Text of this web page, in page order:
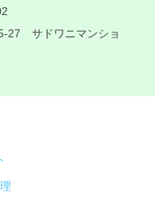
27 サドワニマンショ